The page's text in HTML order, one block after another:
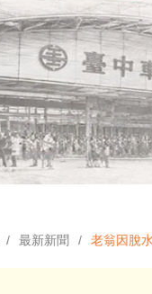
最新新聞 老翁因脫